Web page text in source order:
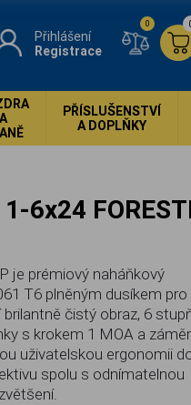
Přihlášení
Registrace
0
PŘÍSLUŠENSTVÍ
A DOPLŇKY
je prémiový naháňkový
T6 plněným dusíkem pro
čistý obraz, 6
s krokem 1 MOA a
uživatelskou ergonomii
spolu s odnímatelnou